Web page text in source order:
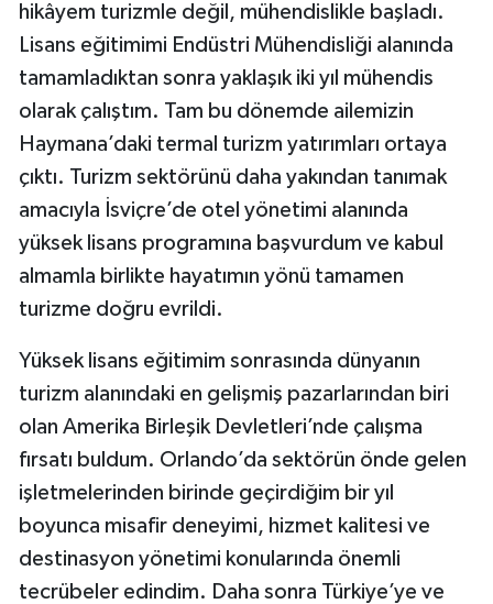
hikâyem turizmle değil, mühendislikle başladı.
Lisans eğitimimi Endüstri Mühendisliği alanında
tamamladıktan sonra yaklaşık iki yıl mühendis
olarak çalıştım. Tam bu dönemde ailemizin
Haymana’daki termal turizm yatırımları ortaya
çıktı. Turizm sektörünü daha yakından tanımak
amacıyla İsviçre’de otel yönetimi alanında
yüksek lisans programına başvurdum ve kabul
almamla birlikte hayatımın yönü tamamen
turizme doğru evrildi.
Yüksek lisans eğitimim sonrasında dünyanın
turizm alanındaki en gelişmiş pazarlarından biri
olan Amerika Birleşik Devletleri’nde çalışma
fırsatı buldum. Orlando’da sektörün önde gelen
işletmelerinden birinde geçirdiğim bir yıl
boyunca misafir deneyimi, hizmet kalitesi ve
destinasyon yönetimi konularında önemli
tecrübeler edindim. Daha sonra Türkiye’ye ve